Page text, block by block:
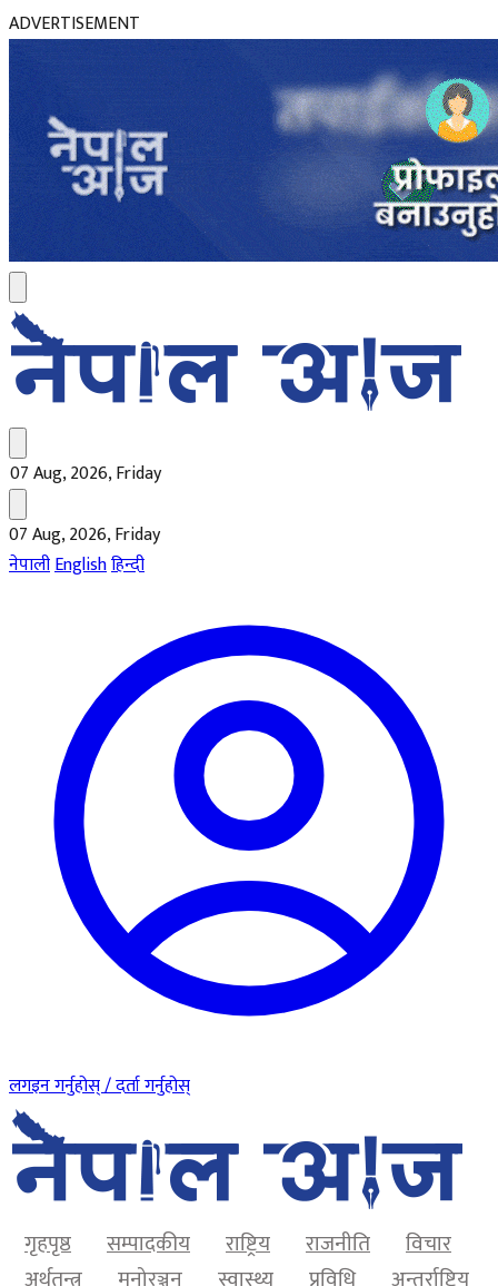
ADVERTISEMENT
07 Aug, 2026, Friday
07 Aug, 2026, Friday
नेपालीEnglishहिन्दी
लगइन गर्नुहोस् / दर्ता गर्नुहोस्
गृहपृष्ठ सम्पादकीय राष्ट्रिय राजनीति
विचार